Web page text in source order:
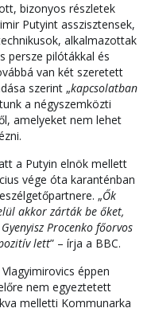
bizonyos részletek
Putyint asszisztensek,
alkalmazottak
persze pilótákkal és
van két szeretett
szerint „kapcsolatban
a négyszemközti
amelyeket nem lehet
a Putyin elnök mellett
vége óta karanténban
„Ők
akkor zárták be őket,
Procenko főorvos
lett” – írja a BBC.
éppen
nem egyeztetett
melletti Kommunarka